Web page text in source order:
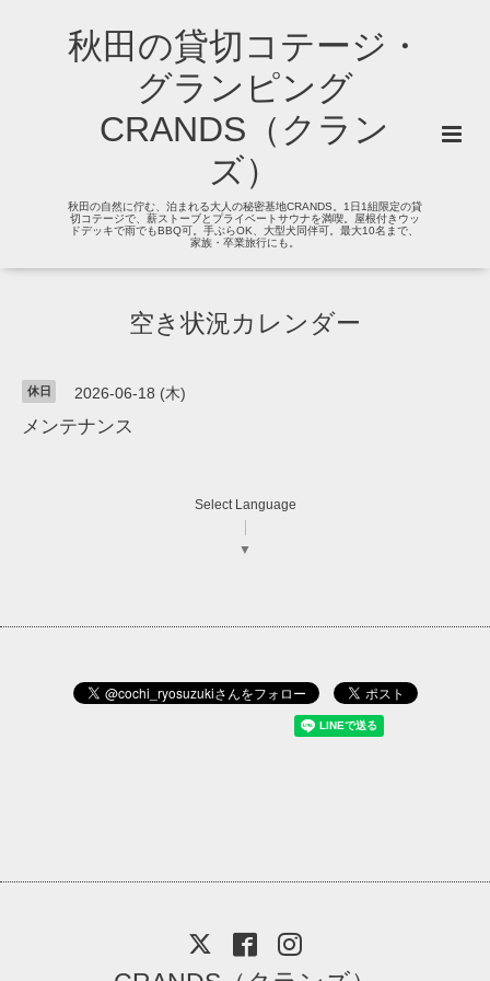
秋田の貸切コテージ・
グランピング
CRANDS（クラン
ズ）
秋田の自然に佇む、泊まれる大人の秘密基地CRANDS。1日1組限定の貸
切コテージで、薪ストーブとプライベートサウナを満喫。屋根付きウッ
ドデッキで雨でもBBQ可。手ぶらOK、大型犬同伴可。最大10名まで、
家族・卒業旅行にも。
空き状況カレンダー
休日 2026-06-18 (木)
メンテナンス
Select Language
▼